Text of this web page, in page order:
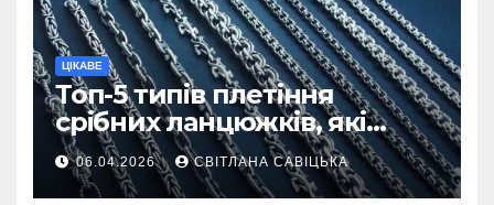
ЦІКАВЕ
Топ-5 типів плетіння
срібних ланцюжків, які
вважаються
найнадійнішими
06.04.2026 СВІТЛАНА САВІЦЬКА